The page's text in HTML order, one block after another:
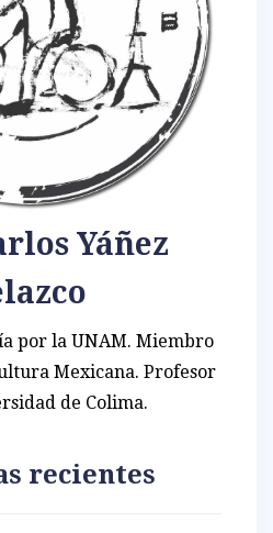
Yáñez
por la UNAM. Miembro
Mexicana. Profesor
de Colima.
recientes